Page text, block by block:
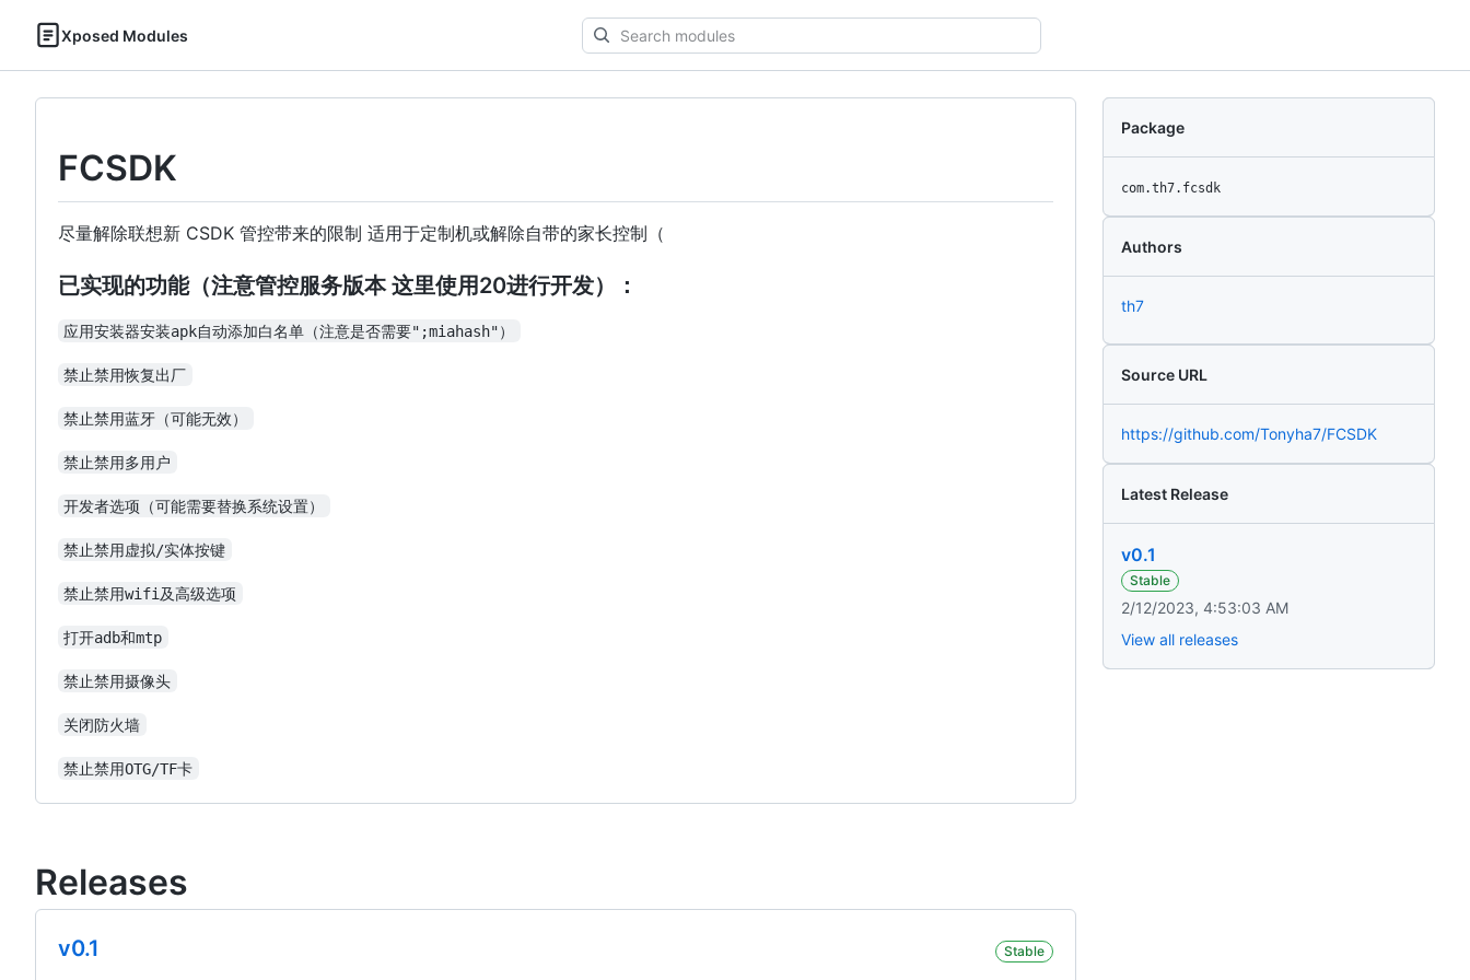
Xposed Modules
Search
modules
FCSDK
尽量解除联想新 CSDK 管控带来的限制 适用于定制机或解除自带的家长控制（
已实现的功能（注意管控服务版本 这里使用20进行开发）：
应用安装器安装apk自动添加白名单（注意是否需要";miahash"）
禁止禁用恢复出厂
禁止禁用蓝牙（可能无效）
禁止禁用多用户
开发者选项（可能需要替换系统设置）
禁止禁用虚拟/实体按键
禁止禁用wifi及高级选项
打开adb和mtp
禁止禁用摄像头
关闭防火墙
禁止禁用OTG/TF卡
Package
com.th7.fcsdk
Authors
th7
Source URL
https://github.com/Tonyha7/FCSDK
Latest Release
v0.1
Stable
2/12/2023, 4:53:03 AM
View all releases
Releases
v0.1 Stable